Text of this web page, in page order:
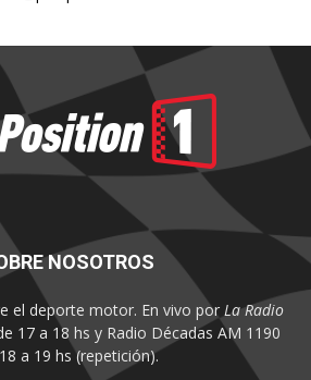
NOSOTROS
el deporte motor. En vivo por La Radio
17 a 18 hs y Radio Décadas AM 1190
a 19 hs (repetición).